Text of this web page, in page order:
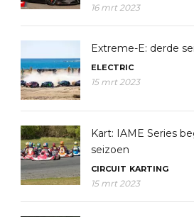
16 mrt 2023
Extreme-E: derde
ELECTRIC
15 mrt 2023
Kart: IAME Series
seizoen
CIRCUIT KARTING
15 mrt 2023